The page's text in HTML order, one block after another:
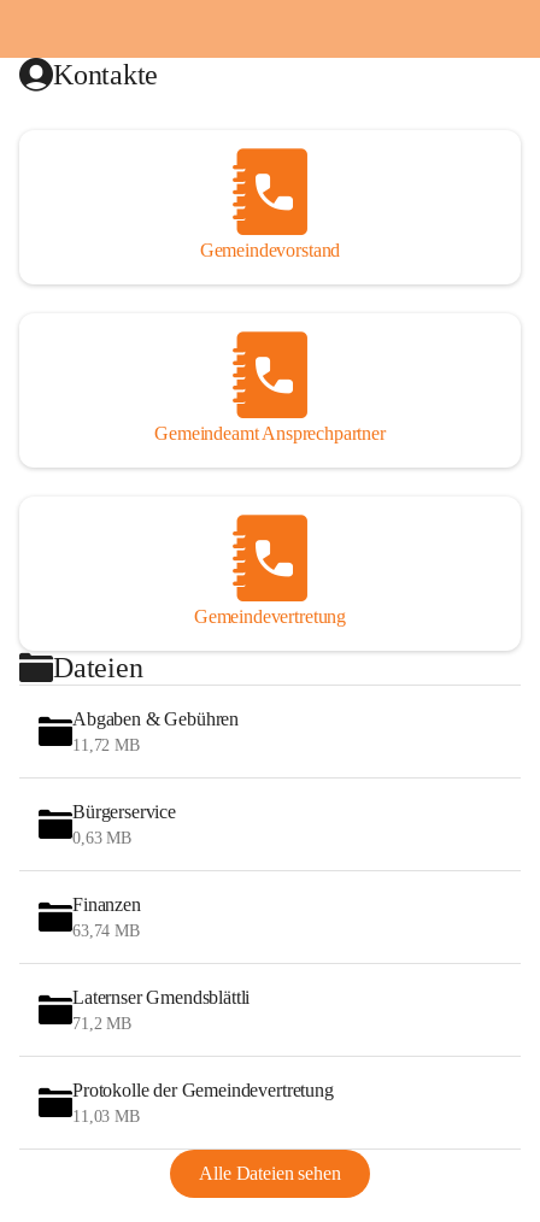
Kontakte
Gemeindevorstand
Gemeindeamt Ansprechpartner
Gemeindevertretung
Dateien
Abgaben & Gebühren
11,72 MB
Bürgerservice
0,63 MB
Finanzen
63,74 MB
Laternser Gmendsblättli
71,2 MB
Protokolle der Gemeindevertretung
11,03 MB
Alle Dateien sehen